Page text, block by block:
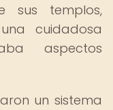
sus templos,
cuidadosa
aspectos
un sistema